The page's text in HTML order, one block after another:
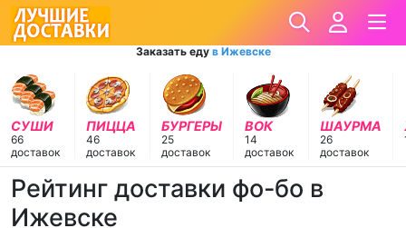
Заказать еду в Ижевске
СУШИ
66
доставок
ПИЦЦА
46
доставок
БУРГЕРЫ
25
доставок
ВОК
14
доставок
ШАУРМА
26
доставок
Рейтинг доставки фо-бо в
Ижевске